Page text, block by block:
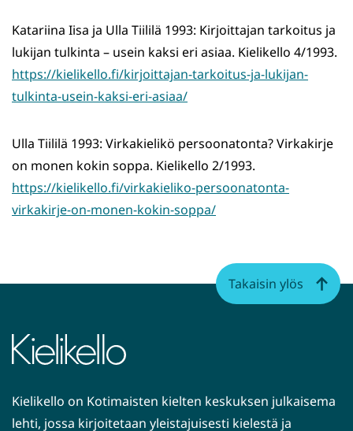
Katariina Iisa ja Ulla Tiililä 1993: Kirjoittajan tarkoitus ja
lukijan tulkinta – usein kaksi eri asiaa. Kielikello 4/1993.
https://kielikello.fi/kirjoittajan-tarkoitus-ja-lukijan-
tulkinta-usein-kaksi-eri-asiaa/
Ulla Tiililä 1993: Virkakielikö persoonatonta? Virkakirje
on monen kokin soppa. Kielikello 2/1993.
https://kielikello.fi/virkakieliko-persoonatonta-
virkakirje-on-monen-kokin-soppa/
Kielikello on Kotimaisten kielten keskuksen julkaisema
lehti, jossa kirjoitetaan yleistajuisesti kielestä ja
Takaisin ylös